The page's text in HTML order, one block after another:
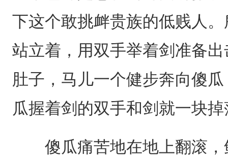
下这个敢挑衅贵族的低贱人
站立着，用双手举着剑准备
肚子，马儿一个健步奔向傻
瓜握着剑的双手和剑就一块
傻瓜痛苦地在地上翻滚，